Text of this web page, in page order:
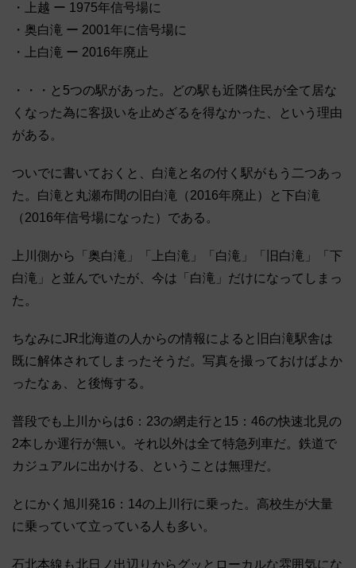
・上越 ー 1975年信号場に
・奥白滝 ー 2001年に信号場に
・上白滝 ー 2016年廃止
・・・と5つの駅があった。どの駅も近隣住民が全て居な
くなった為に客扱いを止めざるを得なかった、という理由
がある。
ついでに書いておくと、白滝と名の付く駅がもう二つあっ
た。白滝と丸瀬布間の旧白滝（2016年廃止）と下白滝
（2016年信号場になった）である。
上川側から「奥白滝」「上白滝」「白滝」「旧白滝」「下
白滝」と並んでいたが、今は「白滝」だけになってしまっ
た。
ちなみにJR北海道の人からの情報によると旧白滝駅舎は
既に解体されてしまったそうだ。写真を撮っておけばよか
ったなぁ、と後悔する。
普段でも上川からは6：23の網走行と15：46の快速北見の
2本しか運行が無い。それ以外は全て特急列車だ。鉄道で
カジュアルに出かける、ということは無理だ。
とにかく旭川発16：14の上川行に乗った。高校生が大量
に乗っていて立っている人も多い。
石北本線も北日ノ出辺りからグッとローカルな雰囲気にな